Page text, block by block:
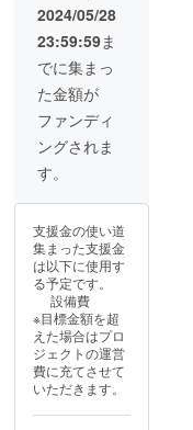
2024/05/28
23:59:59ま
でに集まっ
た金額が
ファンディ
ングされま
す。
支援金の使い道
集まった支援金
は以下に使用す
る予定です。
設備費
※目標金額を超
えた場合はプロ
ジェクトの運営
費に充てさせて
いただきます。